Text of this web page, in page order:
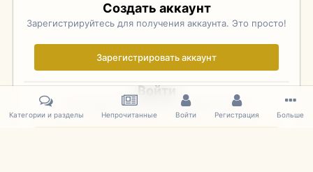
Создать аккаунт
Зарегистрируйтесь для получения аккаунта. Это просто!
Зарегистрировать аккаунт
Войти
Уже зарегистрированы? Войдите здесь.
Категории и разделы Непрочитанные Войти Регистрация Больше